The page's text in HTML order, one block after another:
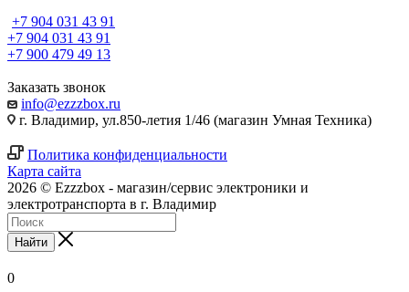
+7 904 031 43 91
+7 904 031 43 91
+7 900 479 49 13
Заказать звонок
info@ezzzbox.ru
г. Владимир, ул.850-летия 1/46 (магазин Умная Техника)
Политика конфиденциальности
Карта сайта
2026 © Ezzzbox - магазин/сервис электроники и
электротранспорта в г. Владимир
Найти
0